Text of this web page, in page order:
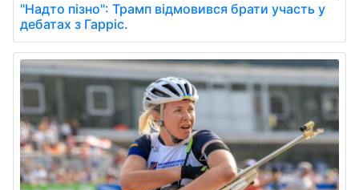
"Надто пізно": Трамп відмовився брати участь у
дебатах з Гарріс.